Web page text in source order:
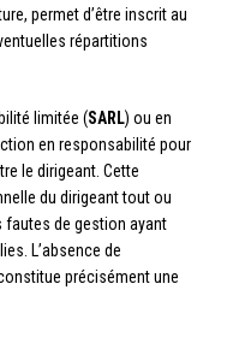
permet d’être inscrit au
répartitions
limitée (SARL) ou en
en responsabilité pour
le dirigeant. Cette
du dirigeant tout ou
fautes de gestion ayant
L’absence de
précisément une